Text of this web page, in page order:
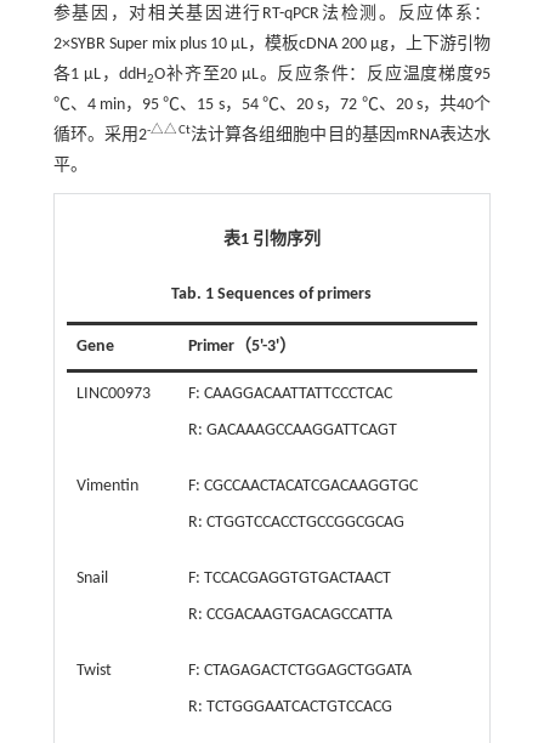
参基因，对相关基因进行RT-qPCR法检测。反应体系：
2×SYBR Super mix plus 10 μL，模板cDNA 200 μg，上下游引物
各1 μL，ddH2O补齐至20 μL。反应条件：反应温度梯度95
℃、4 min，95 ℃、15 s，54 ℃、20 s，72 ℃、20 s，共40个
循环。采用2-△△Ct法计算各组细胞中目的基因mRNA表达水
平。
表1 引物序列
Tab. 1 Sequences of primers
Gene Primer（5'-3'）
LINC00973
F: CAAGGACAATTATTCCCTCAC
R: GACAAAGCCAAGGATTCAGT
Vimentin
F: CGCCAACTACATCGACAAGGTGC
R: CTGGTCCACCTGCCGGCGCAG
Snail
F: TCCACGAGGTGTGACTAACT
R: CCGACAAGTGACAGCCATTA
Twist
F: CTAGAGACTCTGGAGCTGGATA
R: TCTGGGAATCACTGTCCACG